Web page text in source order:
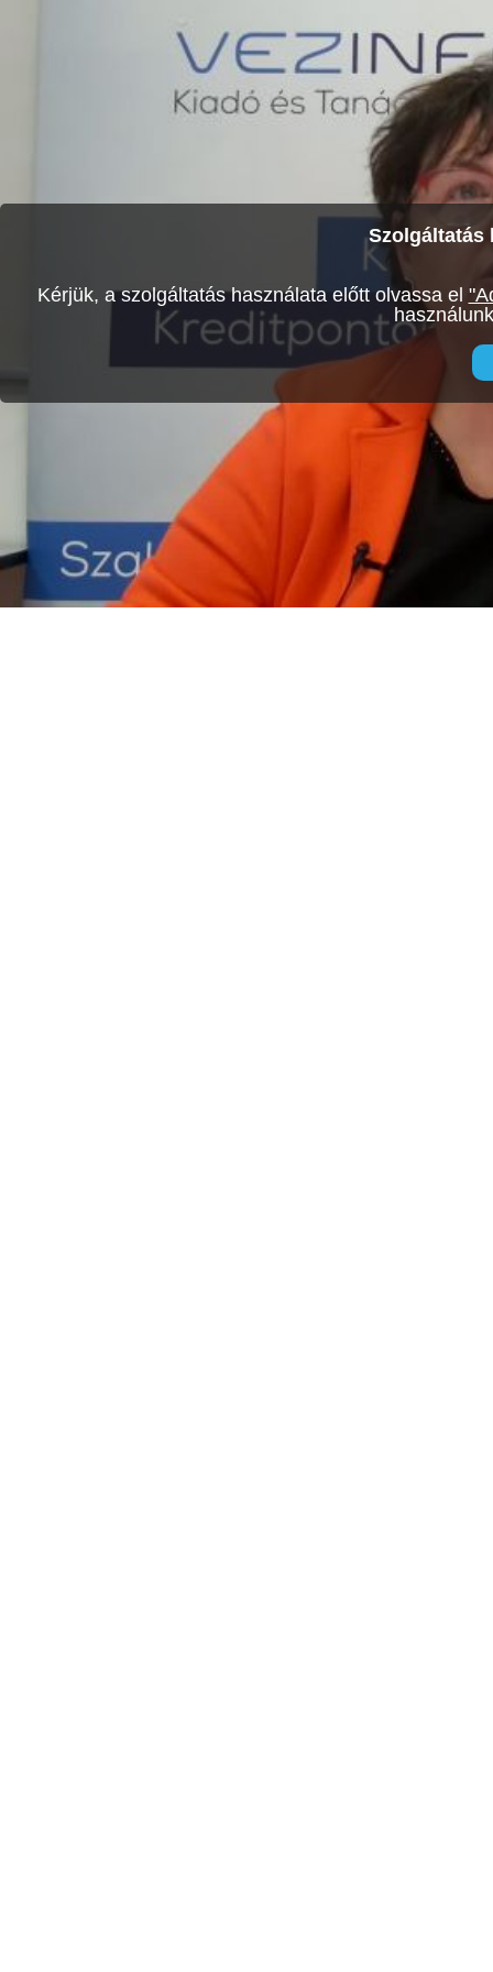
Szolgáltatás
Kérjük, a szolgáltatás használata előtt olvassa el